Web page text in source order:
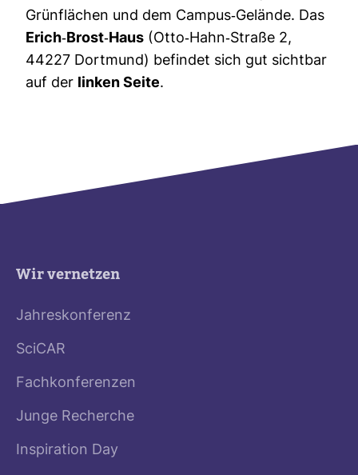
Grün­flä­chen und dem Campus-​Gelände. Das
Erich-​Brost-​Haus (Otto-​Hahn-​Straße 2,
44227 Dort­mund) befindet sich gut sichtbar
auf der linken Seite.
Wir vernetzen
Jahreskonferenz
SciCAR
Fachkonferenzen
Junge Recherche
Inspiration Day